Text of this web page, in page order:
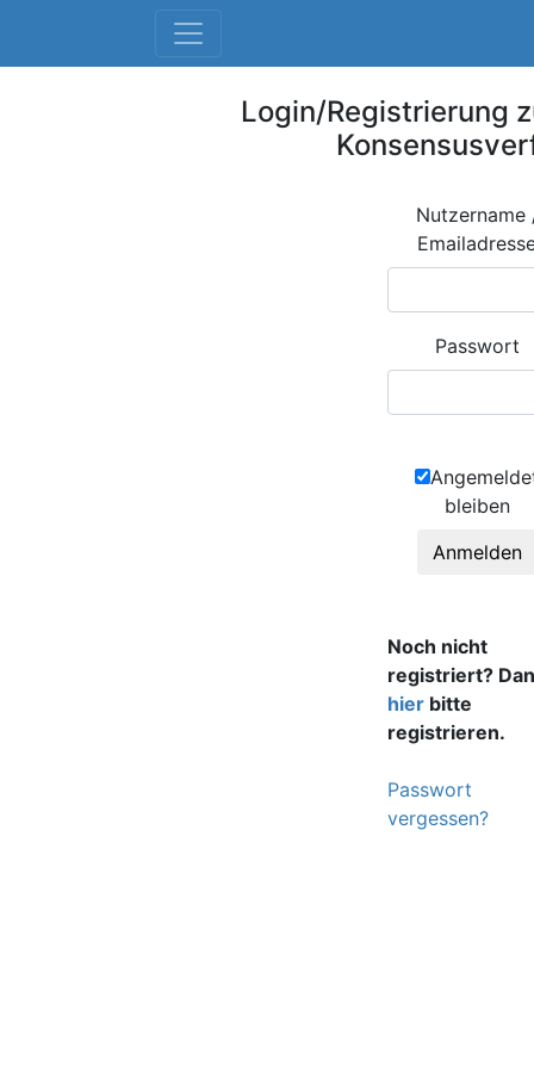
Login/Registrierung
Nutzername
Passwort
bleiben
Anmelden
Noch nicht
registriert?
hier bitte
registrieren.
Passwort
vergessen?